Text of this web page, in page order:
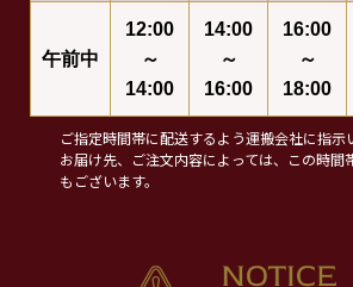
午前中
12:00
～
14:00
14:00
～
16:00
16:00
～
18:00
ご指定時間帯に配送するよう運搬会社に指示
お届け先、ご注文内容によっては、この時間
もございます。